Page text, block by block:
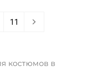
11
костюмов в